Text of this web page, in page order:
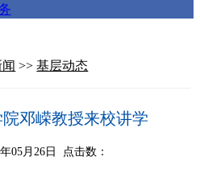
>>基层动态
邓嵘教授来校讲学
05月26日 点击数：